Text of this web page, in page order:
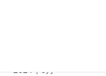
2024年6月